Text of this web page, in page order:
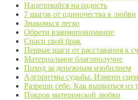
Нацеливайся на радость
7 шагов от одиночества к любви
Знакомься легко
Обрети взаимопонимание
Спаси свой брак
Первые шаги от расставания к
Материальное благополучие
Поход за денежным изобилием
Алгоритмы судьбы. Измени
Разреши себе. Как вырваться из
Покров материнской любви